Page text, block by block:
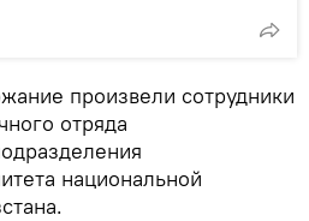
произвели сотрудники
отряда
национальной